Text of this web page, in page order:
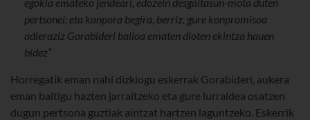
pertsonei; eta kanpora begira, berriz, gure konpromisoa
adieraziz Gorabideri balioa ematen dioten ekintza hauen
bidez”
Horregatik eman nahi dizkiogu eskerrak Gorabideri, aukera
eman baitigu hazten jarraitzeko eta gure lurraldea osatzen
dugun pertsona guztiak aintzat hartzen laguntzeko. Eskerrik